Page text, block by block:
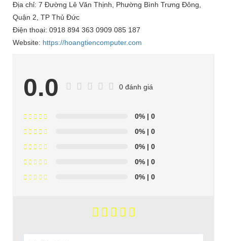
Địa chỉ: 7 Đường Lê Văn Thịnh, Phường Bình Trưng Đông,
Quận 2, TP Thủ Đức
Điện thoại: 0918 894 363 0909 085 187
Website: https://hoangtiencomputer.com
0.0 0 đánh giá
0% | 0
0% | 0
0% | 0
0% | 0
0% | 0